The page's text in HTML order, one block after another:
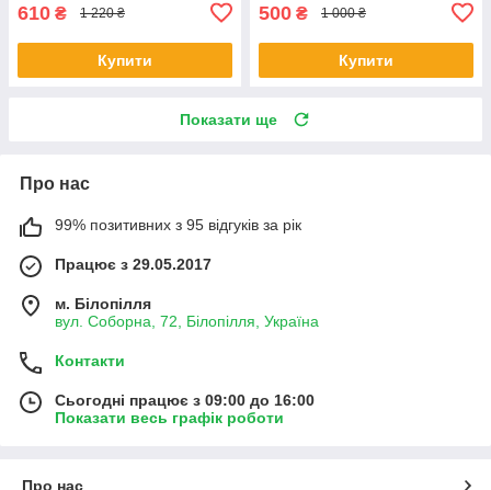
610 ₴ 1 220 ₴
Купити
500 ₴ 1 000 ₴
Купити
Показати ще
Про нас
99% позитивних з 95 відгуків за рік
Працює з 29.05.2017
м. Білопілля
вул. Соборна, 72, Білопілля, Україна
Контакти
Сьогодні працює з 09:00 до 16:00
Показати весь графік роботи
Про нас